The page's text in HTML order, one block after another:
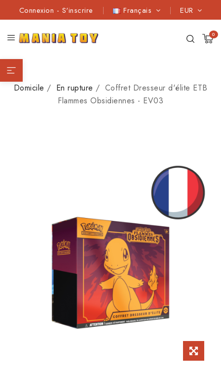
EUR
Français
Connexion - S'inscrire
0
Domicile En rupture
Coffret Dresseur d'élite ETB
Flammes Obsidiennes - EV03